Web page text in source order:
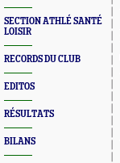
SECTION ATHLÉ SANTÉ
LOISIR
RECORDS DU CLUB
EDITOS
RÉSULTATS
BILANS